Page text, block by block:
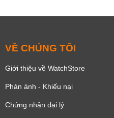
VỀ CHÚNG TÔI
Giới thiệu về WatchStore
Phản ánh - Khiếu nại
Chứng nhận đại lý